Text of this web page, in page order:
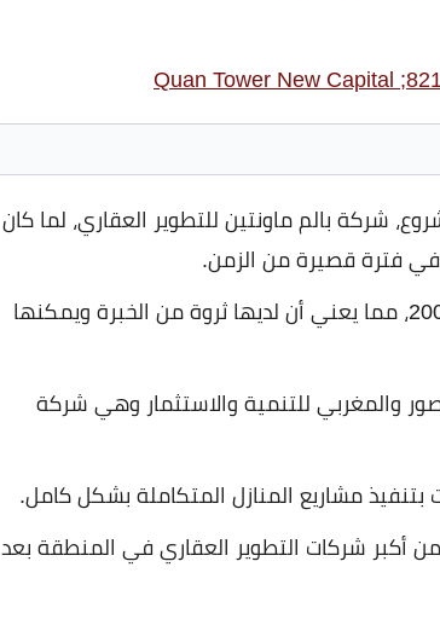
شركة بالم ماونتين للتطوير العقاري، لما كان
في فترة قصيرة من الزمن.
هذه نتيجة حتمية، لأن الشركة تعمل منذ عام 2005، مما يعني أن لديها ثروة من الخبرة ويمكنها
والمغربي للتنمية والاستثمار وهي شركة
مشاريع المنازل المتكاملة بشكل كامل.
أكبر شركات التطوير العقاري في المنطقة بعد